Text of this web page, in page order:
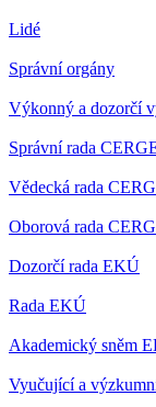
Lidé
Správní orgány
Výkonný a dozorčí
Správní rada
Vědecká rada
Oborová rada
Dozorčí rada EKÚ
Rada EKÚ
Akademický sněm
Vyučující a